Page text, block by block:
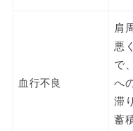
血行不良
肩
悪
で
へ
滞
蓄